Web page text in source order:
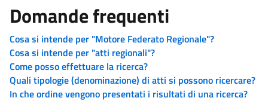
Domande frequenti
Cosa si intende per "Motore Federato Regionale"?
Cosa si intende per "atti regionali"?
Come posso effettuare la ricerca?
Quali tipologie (denominazione) di atti si possono ricercare?
In che ordine vengono presentati i risultati di una ricerca?